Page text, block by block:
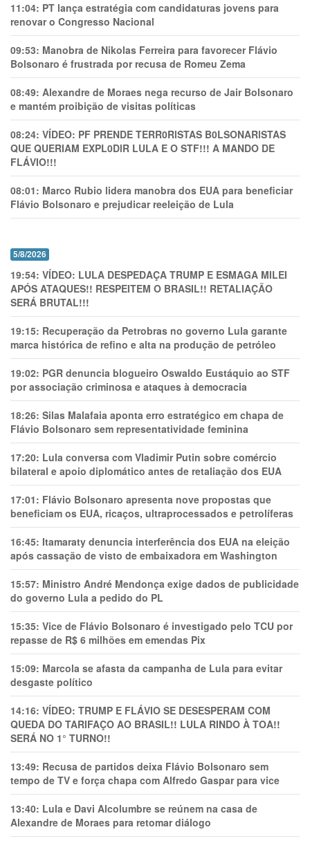
11:04: PT lança estratégia com candidaturas jovens para
renovar o Congresso Nacional
09:53: Manobra de Nikolas Ferreira para favorecer Flávio
Bolsonaro é frustrada por recusa de Romeu Zema
08:49: Alexandre de Moraes nega recurso de Jair Bolsonaro
e mantém proibição de visitas políticas
08:24: VÍDEO: PF PRENDE TERR0RlSTAS B0LSONARlSTAS
QUE QUERIAM EXPL0DlR LULA E O STF!!! A MANDO DE
FLÁVIO!!!
08:01: Marco Rubio lidera manobra dos EUA para beneficiar
Flávio Bolsonaro e prejudicar reeleição de Lula
5/8/2026
19:54: VÍDEO: LULA DESPEDAÇA TRUMP E ESMAGA MILEI
APÓS ATAQUES!! RESPEITEM O BRASIL!! RETALIAÇÃO
SERÁ BRUTAL!!!
19:15: Recuperação da Petrobras no governo Lula garante
marca histórica de refino e alta na produção de petróleo
19:02: PGR denuncia blogueiro Oswaldo Eustáquio ao STF
por associação criminosa e ataques à democracia
18:26: Silas Malafaia aponta erro estratégico em chapa de
Flávio Bolsonaro sem representatividade feminina
17:20: Lula conversa com Vladimir Putin sobre comércio
bilateral e apoio diplomático antes de retaliação dos EUA
17:01: Flávio Bolsonaro apresenta nove propostas que
beneficiam os EUA, ricaços, ultraprocessados e petrolíferas
16:45: Itamaraty denuncia interferência dos EUA na eleição
após cassação de visto de embaixadora em Washington
15:57: Ministro André Mendonça exige dados de publicidade
do governo Lula a pedido do PL
15:35: Vice de Flávio Bolsonaro é investigado pelo TCU por
repasse de R$ 6 milhões em emendas Pix
15:09: Marcola se afasta da campanha de Lula para evitar
desgaste político
14:16: VÍDEO: TRUMP E FLÁVIO SE DESESPERAM COM
QUEDA DO TARIFAÇO AO BRASIL!! LULA RINDO À TOA!!
SERÁ NO 1° TURNO!!
13:49: Recusa de partidos deixa Flávio Bolsonaro sem
tempo de TV e força chapa com Alfredo Gaspar para vice
13:40: Lula e Davi Alcolumbre se reúnem na casa de
Alexandre de Moraes para retomar diálogo